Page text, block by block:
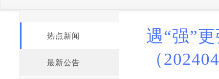
热点新闻
最新公告
遇“强”
（